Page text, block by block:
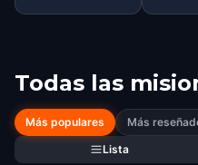
Todas las
Más populares Más
Lista